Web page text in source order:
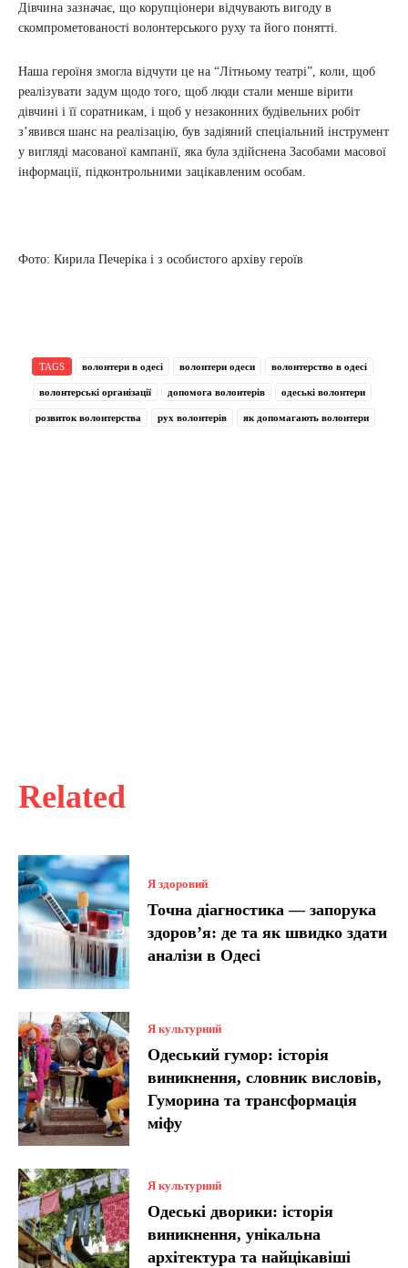
Related
Я здоровий
Точна діагностика — запорука
здоров’я: де та як швидко здати
аналізи в Одесі
Я культурний
Одеський гумор: історія
виникнення, словник висловів,
Гуморина та трансформація
міфу
Я культурний
Одеські дворики: історія
виникнення, унікальна
архітектура та найцікавіші
Дівчина зазначає, що корупціонери відчувають вигоду в
скомпрометованості волонтерського руху та його понятті.
Наша героїня змогла відчути це на “Літньому театрі”, коли, щоб
реалізувати задум щодо того, щоб люди стали менше вірити
дівчині і її соратникам, і щоб у незаконних будівельних робіт
з’явився шанс на реалізацію, був задіяний спеціальний інструмент
у вигляді масованої кампанії, яка була здійснена Засобами масової
інформації, підконтрольними зацікавленим особам.
Фото: Кирила Печеріка і з особистого архіву героїв
TAGS волонтери в одесі волонтери одеси волонтерство в одесі
волонтерські організації допомога волонтерів одеські волонтери
розвиток волонтерства рух волонтерів як допомагають волонтери